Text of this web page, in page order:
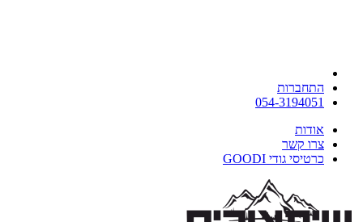
התחברות
054-3194051
אודות
צרו קשר
כרטיסי גודי GOODI